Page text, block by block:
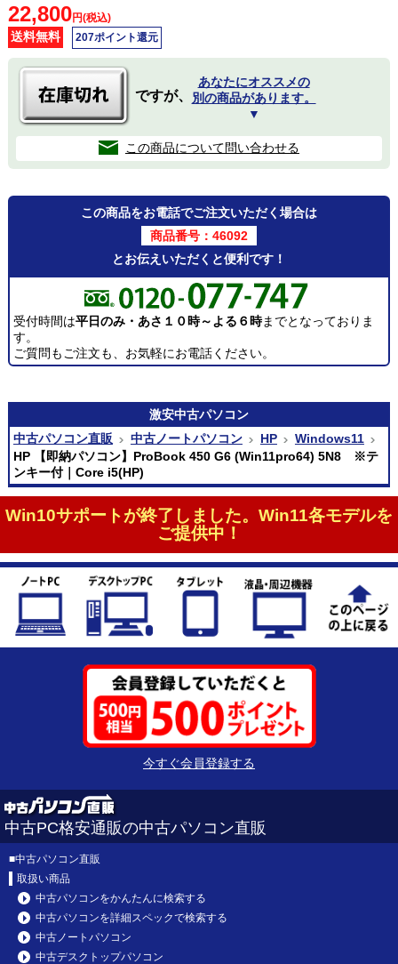
22,800円(税込)
送料無料 207ポイント還元
ですが、
あなたにオススメの
別の商品があります。
▼
この商品について問い合わせる
この商品をお電話でご注文いただく場合は
商品番号：46092
とお伝えいただくと便利です！
受付時間は平日のみ・あさ１０時～よる６時までとなっておりま
す。
ご質問もご注文も、お気軽にお電話ください。
激安中古パソコン
中古パソコン直販
中古ノートパソコン HP
Windows11
HP 【即納パソコン】ProBook 450 G6 (Win11pro64) 5N8 ※テ
ンキー付｜Core i5(HP)
Win10サポートが終了しました。Win11各モデルを
ご提供中！
今すぐ会員登録する
中古PC格安通販の中古パソコン直販
■中古パソコン直販
取扱い商品
中古パソコンをかんたんに検索する
中古パソコンを詳細スペックで検索する
中古ノートパソコン
中古デスクトップパソコン